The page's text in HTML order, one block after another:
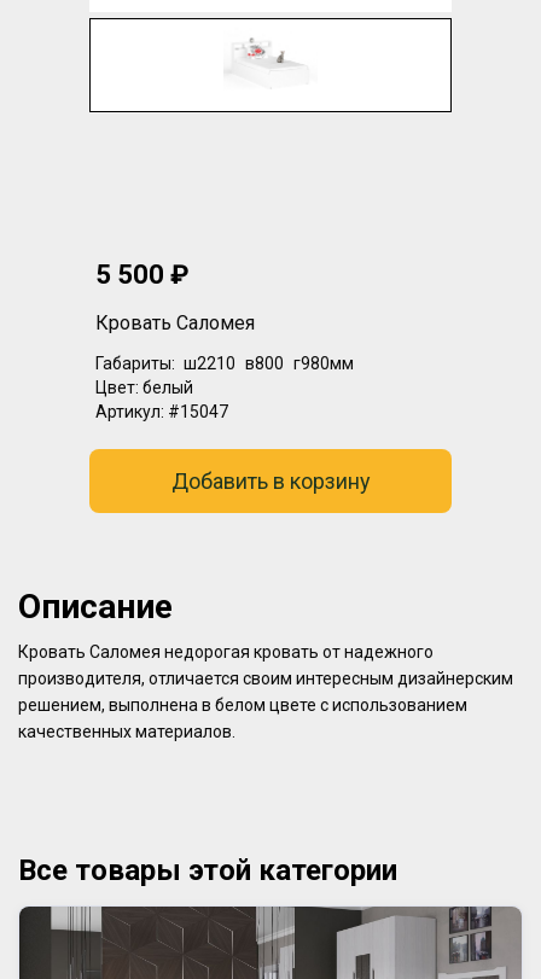
5 500 ₽
Кровать Саломея
Габариты: ш2210 в800 г980мм
Цвет: белый
Артикул: #15047
Добавить в корзину
Описание
Кровать Саломея недорогая кровать от надежного
производителя, отличается своим интересным дизайнерским
решением, выполнена в белом цвете с использованием
качественных материалов.
Все товары этой категории